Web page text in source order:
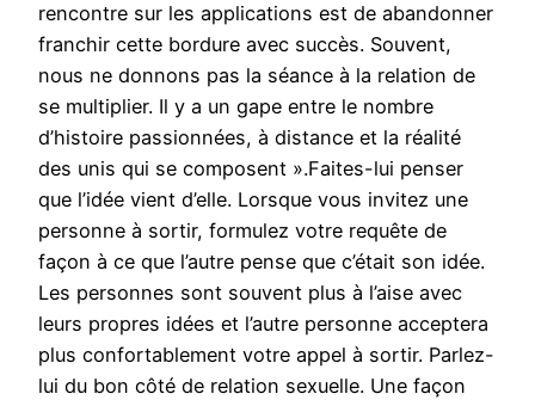
rencontre sur les applications est de abandonner
franchir cette bordure avec succès. Souvent,
nous ne donnons pas la séance à la relation de
se multiplier. Il y a un gape entre le nombre
d’histoire passionnées, à distance et la réalité
des unis qui se composent ».Faites-lui penser
que l’idée vient d’elle. Lorsque vous invitez une
personne à sortir, formulez votre requête de
façon à ce que l’autre pense que c’était son idée.
Les personnes sont souvent plus à l’aise avec
leurs propres idées et l’autre personne acceptera
plus confortablement votre appel à sortir. Parlez-
lui du bon côté de relation sexuelle. Une façon